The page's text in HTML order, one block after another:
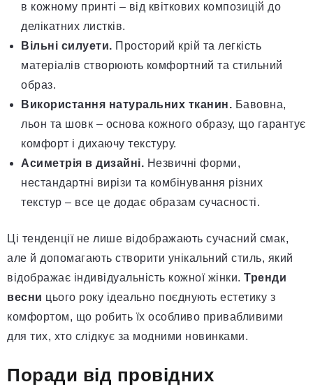
в кожному принті – від квіткових композицій до
делікатних листків.
Вільні силуети. Просторий крій та легкість
матеріалів створюють комфортний та стильний
образ.
Використання натуральних тканин. Бавовна,
льон та шовк – основа кожного образу, що гарантує
комфорт і дихаючу текстуру.
Асиметрія в дизайні. Незвичні форми,
нестандартні вирізи та комбінування різних
текстур – все це додає образам сучасності.
Ці тенденції не лише відображають сучасний смак,
але й допомагають створити унікальний стиль, який
відображає індивідуальність кожної жінки. Тренди
весни цього року ідеально поєднують естетику з
комфортом, що робить їх особливо привабливими
для тих, хто слідкує за модними новинками.
Поради від провідних